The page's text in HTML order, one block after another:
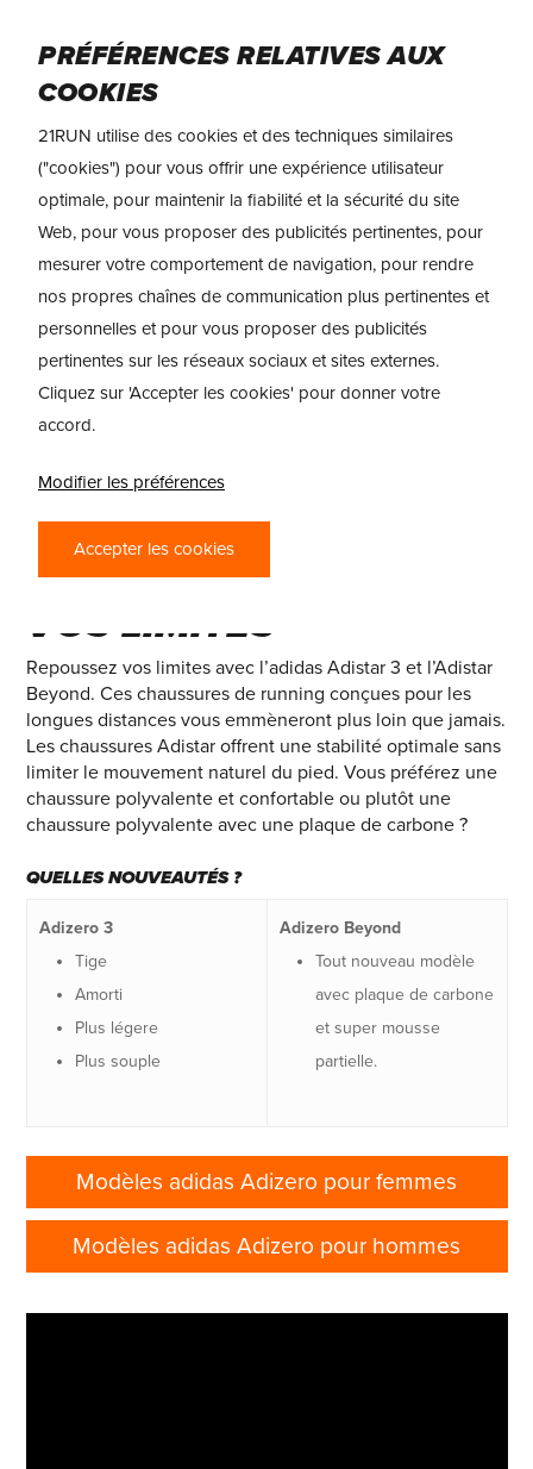
main
content
Menu
TEST
ADIDAS ADISTAR 3 ET
ADIDAS ADISTAR
BEYOND – REPOUSSEZ
VOS LIMITES
Repoussez vos limites avec l’adidas Adistar 3 et l’Adistar
Beyond. Ces chaussures de running conçues pour les
longues distances vous emmèneront plus loin que jamais.
Les chaussures Adistar offrent une stabilité optimale sans
limiter le mouvement naturel du pied. Vous préférez une
chaussure polyvalente et confortable ou plutôt une
chaussure polyvalente avec une plaque de carbone ?
QUELLES NOUVEAUTÉS ?
Adizero 3
Tige
Amorti
Plus légere
Plus souple
Adizero Beyond
Tout nouveau modèle
avec plaque de carbone
et super mousse
partielle.
Modèles adidas Adizero pour femmes
Modèles adidas Adizero pour hommes
PRÉFÉRENCES RELATIVES AUX
COOKIES
21RUN utilise des cookies et des techniques similaires
("cookies") pour vous offrir une expérience utilisateur
optimale, pour maintenir la fiabilité et la sécurité du site
Web, pour vous proposer des publicités pertinentes, pour
mesurer votre comportement de navigation, pour rendre
nos propres chaînes de communication plus pertinentes et
personnelles et pour vous proposer des publicités
pertinentes sur les réseaux sociaux et sites externes.
Cliquez sur 'Accepter les cookies' pour donner votre
accord.
Modifier les préférences
Accepter les cookies